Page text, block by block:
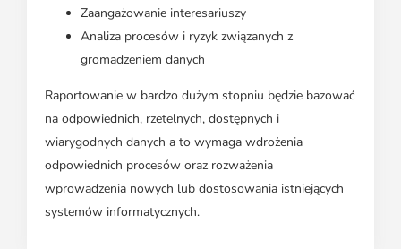
Zaangażowanie interesariuszy
Analiza procesów i ryzyk związanych z
gromadzeniem danych
Raportowanie w bardzo dużym stopniu będzie bazować
na odpowiednich, rzetelnych, dostępnych i
wiarygodnych danych a to wymaga wdrożenia
odpowiednich procesów oraz rozważenia
wprowadzenia nowych lub dostosowania istniejących
systemów informatycznych.